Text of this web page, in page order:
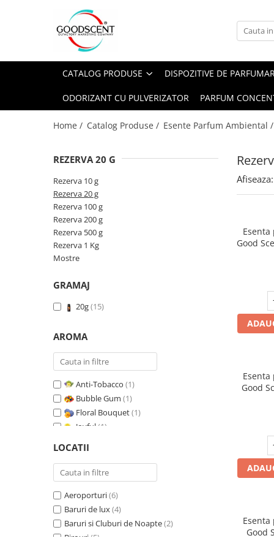
Catalog Produse
Odorizant cu Pulverizator
Dispozitive de Parfumare Ambientală
Industriale (HVAC)
Esente Parfum Ambiental
Rezerva 100 g
Rezerva 500 g
Rezerva 1 Kg
CATALOG PRODUSE DISPOZITIVE DE
ODORIZANT CU PULVERIZATOR PARFUM
Home / Catalog Produse / Esente Parfum Ambiental /
REZERVA 20 G
Rezerva 10 g
Rezerva 20 g
Rezerva 100 g
Rezerva 200 g
Rezerva 500 g
Rezerva 1 Kg
Mostre
GRAMAJ
20g(15)
AROMA
Anti-Tobacco (1)
Bubble Gum (1)
Floral Bouquet(1)
Joyful (1)
Marine Breeze
Orange & Fresh Cinnamon
Oriental Amber(1)
Pure White Musc
Red Fruit Bubble
Red Grapes(1)
Relaxing Lavender
LOCATII
Aeroporturi(6)
Baruri de lux(4)
Baruri si Cluburi de Noapte(2)
Birouri (5)
Afiseaza:
Good
Good
Good